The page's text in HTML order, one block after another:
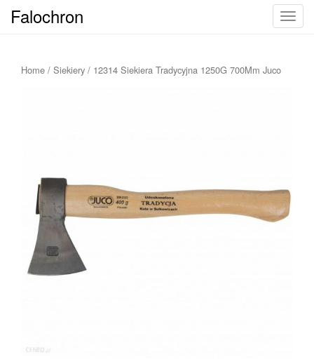
T
a
t
Falochron
Home / Siekiery / 12314 Siekiera Tradycyjna 1250G 700Mm Juco